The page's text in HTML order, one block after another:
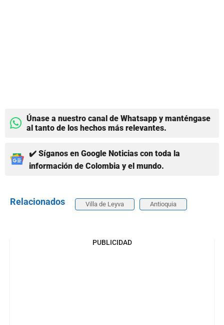
Únase a nuestro canal de Whatsapp y manténgase
al tanto de los hechos más relevantes.
✔️ Síganos en Google Noticias con toda la
información de Colombia y el mundo.
Relacionados Villa de Leyva Antioquia
PUBLICIDAD